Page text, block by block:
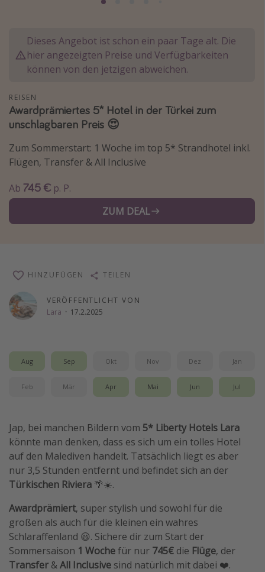
Kefalonia Urlaub
Krabi Urlaub
Sri Lanka Rundreise
Japan Rundreise
Reisethemen
Alle Reisethemen
Wellnessurlaub
Disneyland Paris
Singlereisen
Strandurlaub
Gruppenreisen
Hotels in Amsterdam
Hotels am Achensee
Reise Journal
Familienurlaub in der Türkei
Rundreisen in Thailand
Bahnreisen in der Schweiz
Reisepassfreie Reiseziele
Travel Know How
Silvesterreisen
Last Minute Urlaub Mallorca
Dieses Angebot ist schon ein paar Tage alt. Die
hier angezeigten Preise und Verfügbarkeiten
können von den jetzigen abweichen.
REISEN
Awardprämiertes 5* Hotel in der Türkei zum
unschlagbaren Preis 😍
Zum Sommerstart: 1 Woche im top 5* Strandhotel inkl.
Flügen, Transfer & All Inclusive
Ab 745 € p. P.
ZUM DEAL
VERÖFFENTLICHT VON
Lara · 17.2.2025
HINZUFÜGEN TEILEN
Aug Sep Okt Nov Dez Jan
Feb Mär Apr Mai Jun Jul
Jap, bei manchen Bildern vom 5* Liberty Hotels Lara
könnte man denken, dass es sich um ein tolles Hotel
auf den Malediven handelt. Tatsächlich liegt es aber
nur 3,5 Stunden entfernt und befindet sich an der
Türkischen Riviera 🌴☀️.
Awardprämiert, super stylish und sowohl für die
großen als auch für die kleinen ein wahres
Schlaraffenland 😃. Sichere dir zum Start der
Sommersaison 1 Wochefür nur 745€ die Flüge, der
Transfer &All Inclusive sind natürlich mit dabei ❤️.